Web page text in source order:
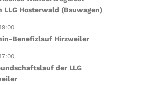
LLG Hosterwald (Bauwagen)
19:00
Benefizlauf Hirzweiler
17:00
der LLG